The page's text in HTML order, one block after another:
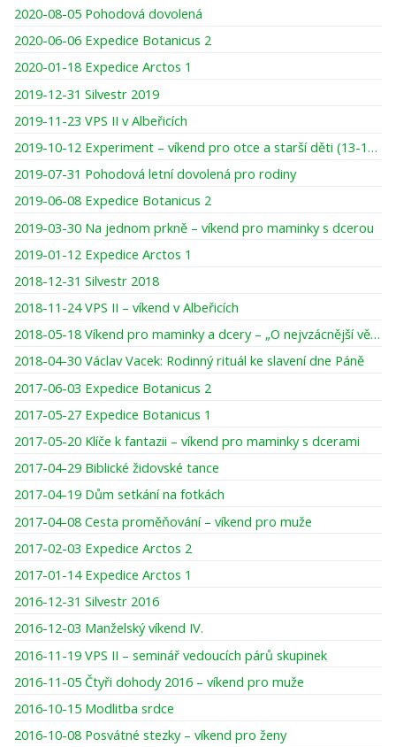
2020-08-05 Pohodová dovolená
2020-06-06 Expedice Botanicus 2
2020-01-18 Expedice Arctos 1
2019-12-31 Silvestr 2019
2019-11-23 VPS II v Albeřicích
2019-10-12 Experiment – víkend pro otce a starší děti (13-16 let)
2019-07-31 Pohodová letní dovolená pro rodiny
2019-06-08 Expedice Botanicus 2
2019-03-30 Na jednom prkně – víkend pro maminky s dcerou
2019-01-12 Expedice Arctos 1
2018-12-31 Silvestr 2018
2018-11-24 VPS II – víkend v Albeřicích
2018-05-18 Víkend pro maminky a dcery – „O nejvzácnější věci pod sluncem“
2018-04-30 Václav Vacek: Rodinný rituál ke slavení dne Páně
2017-06-03 Expedice Botanicus 2
2017-05-27 Expedice Botanicus 1
2017-05-20 Klíče k fantazii – víkend pro maminky s dcerami
2017-04-29 Biblické židovské tance
2017-04-19 Dům setkání na fotkách
2017-04-08 Cesta proměňování – víkend pro muže
2017-02-03 Expedice Arctos 2
2017-01-14 Expedice Arctos 1
2016-12-31 Silvestr 2016
2016-12-03 Manželský víkend IV.
2016-11-19 VPS II – seminář vedoucích párů skupinek
2016-11-05 Čtyři dohody 2016 – víkend pro muže
2016-10-15 Modlitba srdce
2016-10-08 Posvátné stezky – víkend pro ženy